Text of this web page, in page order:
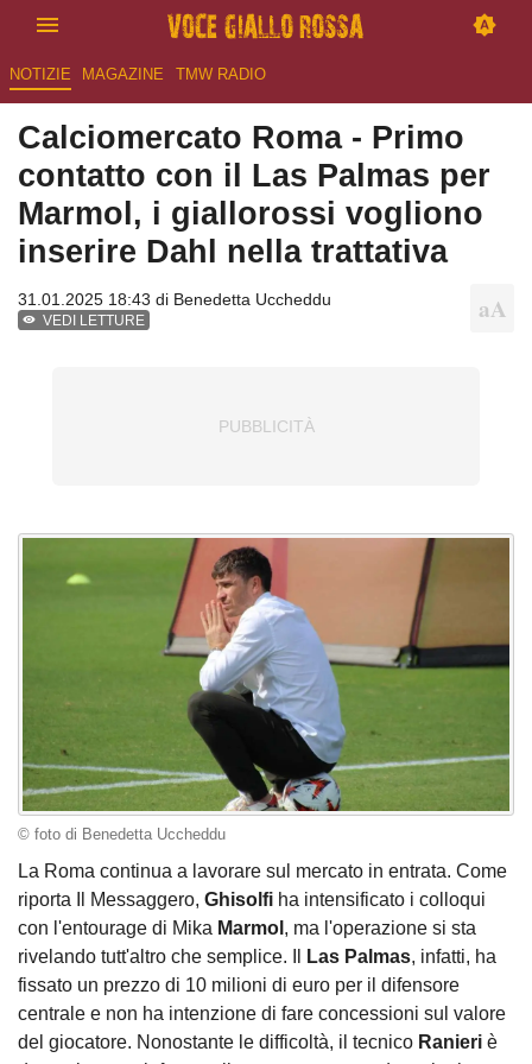
NOTIZIE MAGAZINE TMW RADIO
Calciomercato Roma - Primo
contatto con il Las Palmas per
Marmol, i giallorossi vogliono
inserire Dahl nella trattativa
31.01.2025 18:43 di Benedetta Uccheddu
VEDI LETTURE
© foto di Benedetta Uccheddu
La Roma continua a lavorare sul mercato in entrata. Come
riporta Il Messaggero, Ghisolfi ha intensificato i colloqui
con l'entourage di Mika Marmol , ma l'operazione si sta
rivelando tutt'altro che semplice. Il
Las Palmas, infatti, ha
fissato un prezzo di 10 milioni di euro per il difensore
centrale e non ha intenzione di fare concessioni sul valore
del giocatore. Nonostante le difficoltà, il tecnico Ranieri è